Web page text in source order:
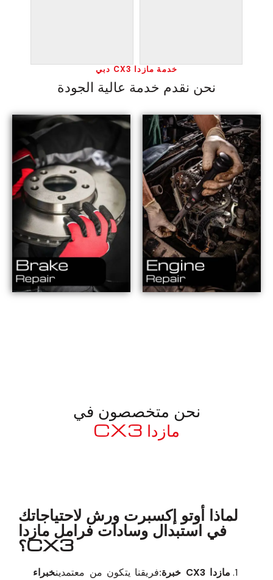
خدمة مازدا CX3 دبي
نحن نقدم خدمة عالية الجودة
نحن متخصصون في
مازدا CX3
لماذا أوتو إكسبرت ورش لاحتياجاتك
في استبدال وسادات فرامل مازدا
CX3؟
مازدا CX3 خبرة: فريقنا يتكون من معتمدينخبراء